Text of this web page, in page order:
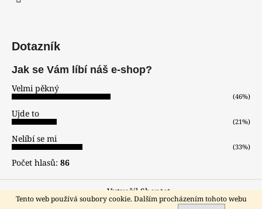
Tento web používá soubory cookie. Dalším procházením tohoto webu
Dotazník
Jak se Vám líbí náš e-shop?
Velmi pěkný
(46%)
Ujde to
(21%)
Nelíbí se mi
(33%)
Počet hlasů: 86
Vytvořil Shoptet